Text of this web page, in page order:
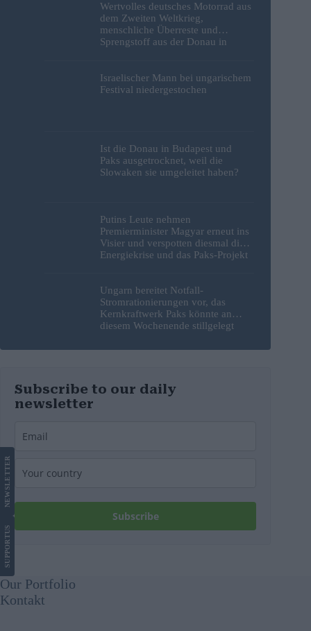
Wertvolles deutsches Motorrad aus
dem Zweiten Weltkrieg,
menschliche Überreste und
Sprengstoff aus der Donau in
Israelischer Mann bei ungarischem
Festival niedergestochen
Ist die Donau in Budapest und
Paks ausgetrocknet, weil die
Slowaken sie umgeleitet haben?
Putins Leute nehmen
Premierminister Magyar erneut ins
Visier und verspotten diesmal die
Energiekrise und das Paks-Projekt
Ungarn bereitet Notfall-
Stromrationierungen vor, das
Kernkraftwerk Paks könnte an
diesem Wochenende stillgelegt
Subscribe to our daily
newsletter
Subscribe
SUPPORT
US
NEWS
LETTER
Our Portfolio
Kontakt